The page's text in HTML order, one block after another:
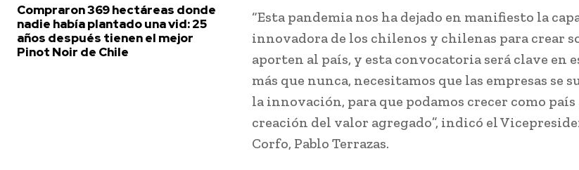
Compraron 369 hectáreas donde
nadie había plantado una vid: 25
años después tienen el mejor
Pinot Noir de Chile
“Esta pandemia nos ha dejado en manifiesto la
innovadora de los chilenos y chilenas para crear
aporten al país, y esta convocatoria será clave en
más que nunca, necesitamos que las empresas se
la innovación, para que podamos crecer como país
creación del valor agregado”, indicó el
Corfo, Pablo Terrazas.